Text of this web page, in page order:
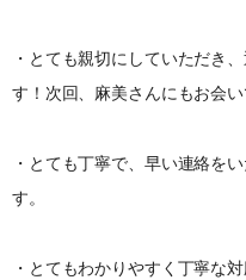
・とても親切にしていただき
す！次回、麻美さんにもお会
・とても丁寧で、早い連絡を
す。
・とてもわかりやすく丁寧な